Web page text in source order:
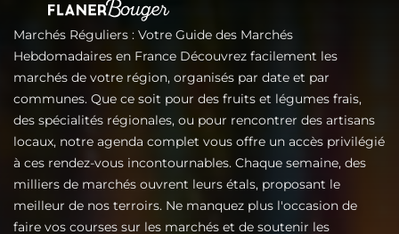
Marchés Réguliers : Votre Guide des Marchés
Hebdomadaires en France Découvrez facilement les
marchés de votre région, organisés par date et par
communes. Que ce soit pour des fruits et légumes frais,
des spécialités régionales, ou pour rencontrer des artisans
locaux, notre agenda complet vous offre un accès privilégié
à ces rendez-vous incontournables. Chaque semaine, des
milliers de marchés ouvrent leurs étals, proposant le
meilleur de nos terroirs. Ne manquez plus l'occasion de
faire vos courses sur les marchés et de soutenir les